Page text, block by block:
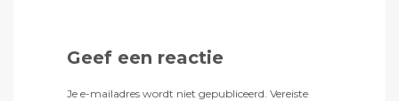
Geef een reactie
Je e-mailadres wordt niet gepubliceerd. Vereiste